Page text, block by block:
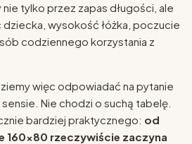
tylko przez zapas długości, ale
wysokość łóżka, poczucie
codziennego korzystania z
więc odpowiadać na pytanie
Nie chodzi o suchą tabelę.
bardziej praktycznego: od
160x80 rzeczywiście zaczyna